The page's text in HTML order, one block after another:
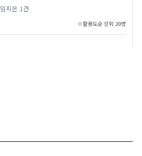
임지은 1건
※활용도순 상위 20명